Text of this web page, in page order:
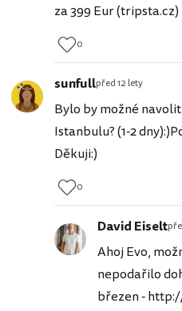
za 399 Eur (tripsta.cz)
0
sunfullpřed 12 lety
Bylo by možné
Istanbulu? (1-2
Děkuji:)
0
David Eiselt
Ahoj Evo,
nepodařilo
březen -